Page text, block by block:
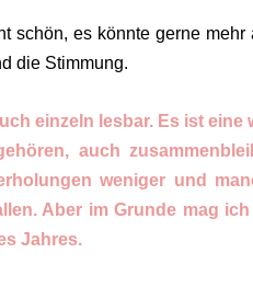
schön, es könnte gerne
die Stimmung.
einzeln lesbar. Es ist
auch
weniger und
Aber im Grunde mag
Jahres.